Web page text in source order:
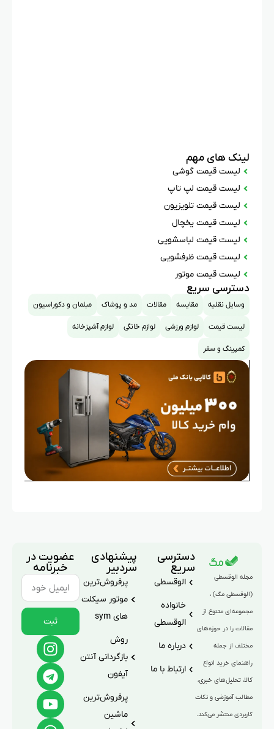
لینک های مهم
لیست قیمت گوشی
لیست قیمت لپ تاپ
لیست قیمت تلویزیون
لیست قیمت یخچال
لیست قیمت لباسشویی
لیست قیمت ظرفشویی
لیست قیمت موتور
دسترسی سریع
وسایل نقلیه مقایسه مقالات مد و پوشاک مبلمان و دکوراسیون
لیست قیمت لوازم ورزشی لوازم خانگی لوازم آشپزخانه
کمپینگ و سفر
مجله الوقسطی
(الوقسطی مگ) ،
مجموعه‌ای متنوع از
مقالات را در حوزه‌های
مختلف از جمله
راهنمای خرید انواع
کالا، تحلیل‌های خبری،
مطالب آموزشی و نکات
کاربردی منتشر می‌کند.
دسترسی
سریع
الوقسطی
خانواده
الوقسطی
درباره ما
ارتباط با ما
پیشنهادی
سردبیر
پرفروش‌ترین
موتور سیکلت
های sym
روش
بازگردانی آنتن
آیفون
پرفروش‌ترین
ماشین
عضویت در
خبرنامه
ثبت